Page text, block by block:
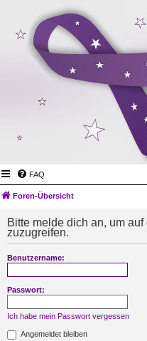
FAQ
Foren-Übersicht
Bitte melde dich an, um
zuzugreifen.
Benutzername:
Passwort:
Ich habe mein Passwort vergessen
Angemeldet bleiben